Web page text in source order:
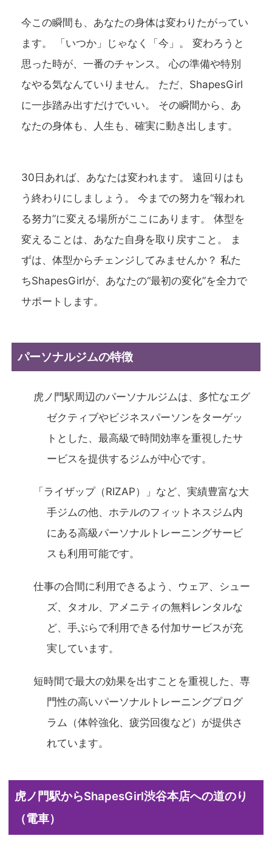
今この瞬間も、あなたの身体は変わりたがってい
ます。 「いつか」じゃなく「今」。 変わろうと
思った時が、一番のチャンス。 心の準備や特別
なやる気なんていりません。 ただ、ShapesGirl
に一歩踏み出すだけでいい。 その瞬間から、あ
なたの身体も、人生も、確実に動き出します。
30日あれば、あなたは変われます。 遠回りはも
う終わりにしましょう。 今までの努力を“報われ
る努力”に変える場所がここにあります。 体型を
変えることは、あなた自身を取り戻すこと。 ま
ずは、体型からチェンジしてみませんか？ 私た
ちShapesGirlが、あなたの“最初の変化”を全力で
サポートします。
パーソナルジムの特徴
虎ノ門駅周辺のパーソナルジムは、多忙なエグ
ゼクティブやビジネスパーソンをターゲッ
トとした、最高級で時間効率を重視したサ
ービスを提供するジムが中心です。
「ライザップ（RIZAP）」など、実績豊富な大
手ジムの他、ホテルのフィットネスジム内
にある高級パーソナルトレーニングサービ
スも利用可能です。
仕事の合間に利用できるよう、ウェア、シュー
ズ、タオル、アメニティの無料レンタルな
ど、手ぶらで利用できる付加サービスが充
実しています。
短時間で最大の効果を出すことを重視した、専
門性の高いパーソナルトレーニングプログ
ラム（体幹強化、疲労回復など）が提供さ
れています。
虎ノ門駅からShapesGirl渋谷本店への道のり
（電車）